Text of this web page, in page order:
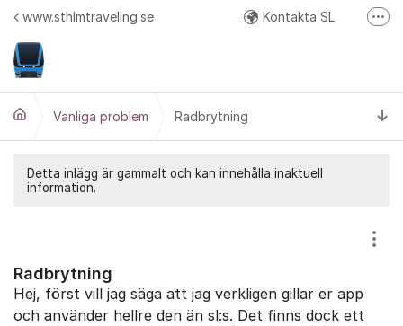
Hoppa till innehåll
www.sthlmtraveling.se Kontakta SL
Google+ (diskussion och beta test av nya versioner)
Vanliga problem Radbrytning
Detta inlägg är gammalt och kan innehålla inaktuell
information.
Radbrytning
Hej, först vill jag säga att jag verkligen gillar er app
och använder hellre den än sl:s. Det finns dock ett